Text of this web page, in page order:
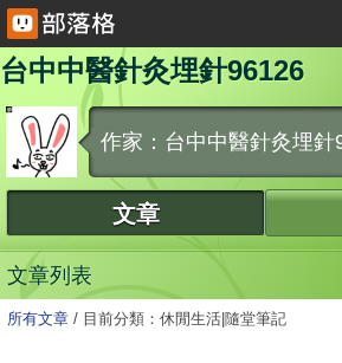
台中中醫針灸埋針96126
作家：台中中醫針灸埋針
文章
文章列表
所有文章 / 目前分類：休閒生活|隨堂筆記